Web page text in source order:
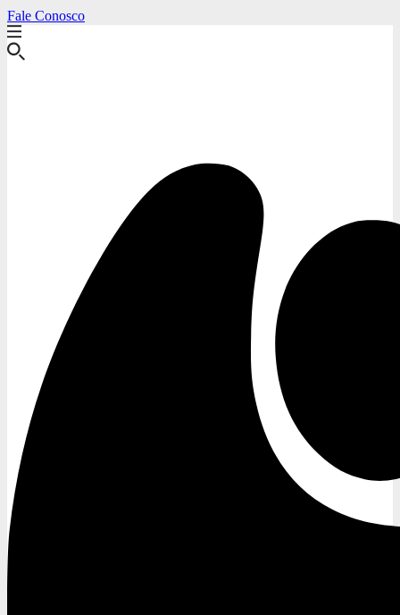
Fale Conosco